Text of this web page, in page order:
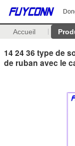
Accueil
14 24 36 type de
de ruban avec le